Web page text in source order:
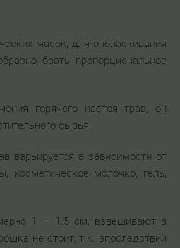
масок, для ополаскивания
брать пропорциональное
горячего настоя трав, он
сырья.
варьируется в зависимости от
косметическое молочко, гель,
1 — 1.5 см, взвешивают в
не стоит, т.к. впоследствии